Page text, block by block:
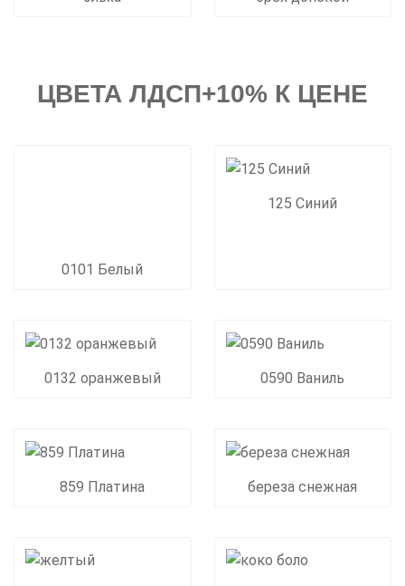
ЦВЕТА ЛДСП+10% К ЦЕНЕ
0101 Белый
125 Синий
0132 оранжевый 0590 Ваниль
859 Платина береза снежная